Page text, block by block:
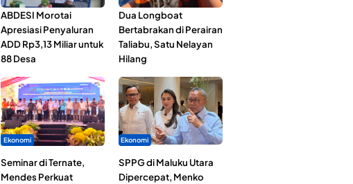
ABDESI Morotai
Apresiasi Penyaluran
ADD Rp3,13 Miliar untuk
88 Desa
Dua Longboat
Bertabrakan di Perairan
Taliabu, Satu Nelayan
Hilang
Ekonomi
Seminar di Ternate,
Mendes Perkuat
Ekonomi
SPPG di Maluku Utara
Dipercepat, Menko